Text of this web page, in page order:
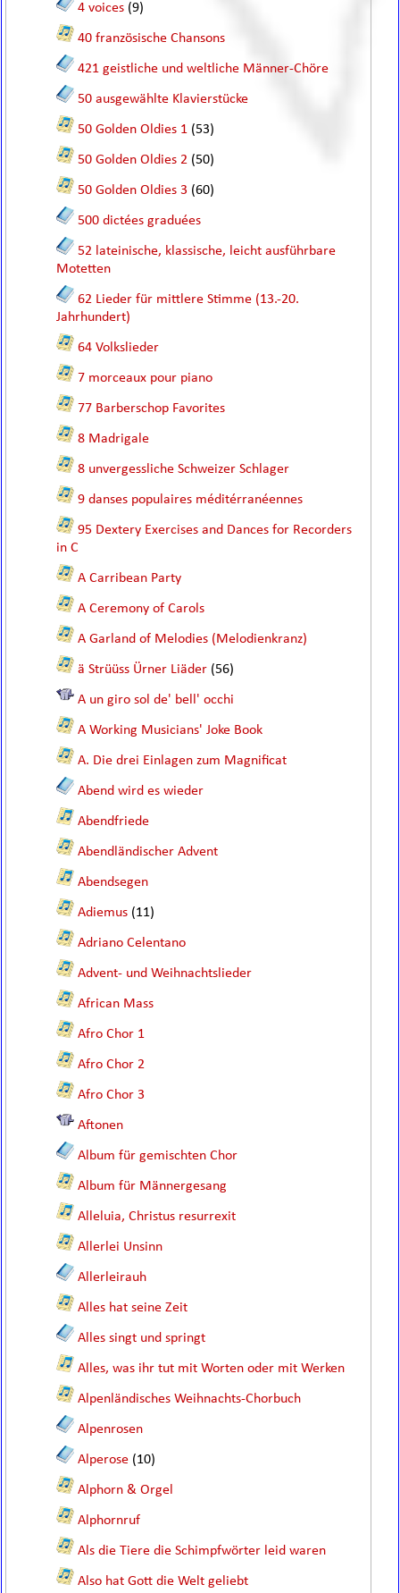
4 voices (9)
40 französische Chansons
421 geistliche und weltliche Männer-Chöre
50 ausgewählte Klavierstücke
50 Golden Oldies 1 (53)
50 Golden Oldies 2 (50)
50 Golden Oldies 3 (60)
500 dictées graduées
52 lateinische, klassische, leicht ausführbare
Motetten
62 Lieder für mittlere Stimme (13.-20.
Jahrhundert)
64 Volkslieder
7 morceaux pour piano
77 Barberschop Favorites
8 Madrigale
8 unvergessliche Schweizer Schlager
9 danses populaires méditérranéennes
95 Dextery Exercises and Dances for Recorders
in C
A Carribean Party
A Ceremony of Carols
A Garland of Melodies (Melodienkranz)
ä Strüüss Ürner Liäder (56)
A un giro sol de' bell' occhi
A Working Musicians' Joke Book
A. Die drei Einlagen zum Magnificat
Abend wird es wieder
Abendfriede
Abendländischer Advent
Abendsegen
Adiemus (11)
Adriano Celentano
Advent- und Weihnachtslieder
African Mass
Afro Chor 1
Afro Chor 2
Afro Chor 3
Aftonen
Album für gemischten Chor
Album für Männergesang
Alleluia, Christus resurrexit
Allerlei Unsinn
Allerleirauh
Alles hat seine Zeit
Alles singt und springt
Alles, was ihr tut mit Worten oder mit Werken
Alpenländisches Weihnachts-Chorbuch
Alpenrosen
Alperose (10)
Alphorn & Orgel
Alphornruf
Als die Tiere die Schimpfwörter leid waren
Also hat Gott die Welt geliebt